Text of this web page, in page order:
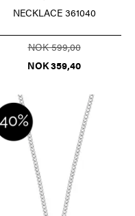
NECKLACE 361040
NOK 599,00
NOK 359,40